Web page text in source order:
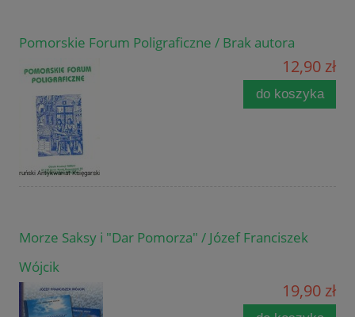
Pomorskie Forum Poligraficzne / Brak autora
12,90 zł
do koszyka
Morze Saksy i "Dar Pomorza" / Józef Franciszek
Wójcik
19,90 zł